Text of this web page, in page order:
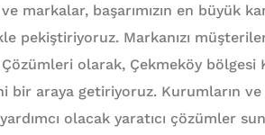
markalar, başarımızın en büyük
pekiştiriyoruz. Markanızı
Çözümleri olarak, Çekmeköy
bir araya getiriyoruz. Kurumların
olacak yaratıcı çözümler